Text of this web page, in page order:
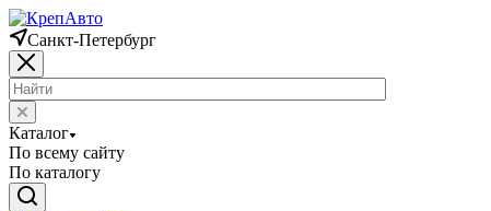
Санкт-Петербург
Каталог
По всему сайту
По каталогу